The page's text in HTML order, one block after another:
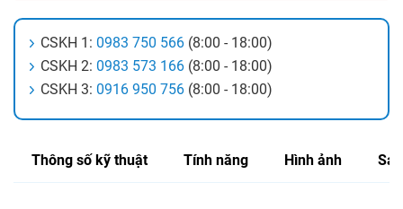
CSKH 1: 0983 750 566 (8:00 - 18:00)
CSKH 2: 0983 573 166 (8:00 - 18:00)
CSKH 3: 0916 950 756 (8:00 - 18:00)
Thông số kỹ thuật Tính năng Hình ảnh